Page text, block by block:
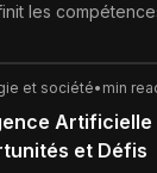
les
et société• min
Artificielle
et Défis